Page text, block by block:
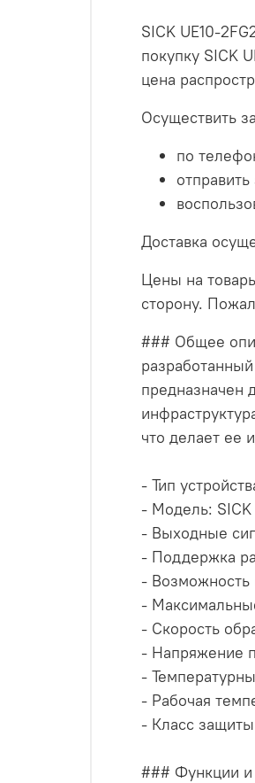
SICK UE10-
покупку SICK
цена
Осуществить
по
отправить
Доставка
Цены на
сторону.
### Общее
предназначен
что делает ее
- Тип
- Модель: SICK
- Выходные
- Поддержка
- Возможность
-
- Скорость
- Напряжение
-
- Рабочая
- Класс
### Функции